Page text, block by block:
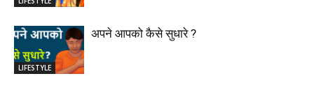
LIFESTYLE
अपने आपको कैसे सुधारे ?